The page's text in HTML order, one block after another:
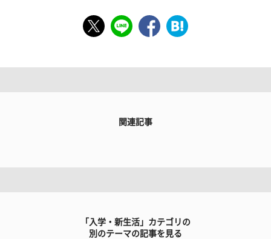
関連記事
「入学・新生活」カテゴリの
別のテーマの記事を見る